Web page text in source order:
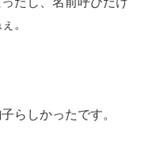
。
らしかったです。